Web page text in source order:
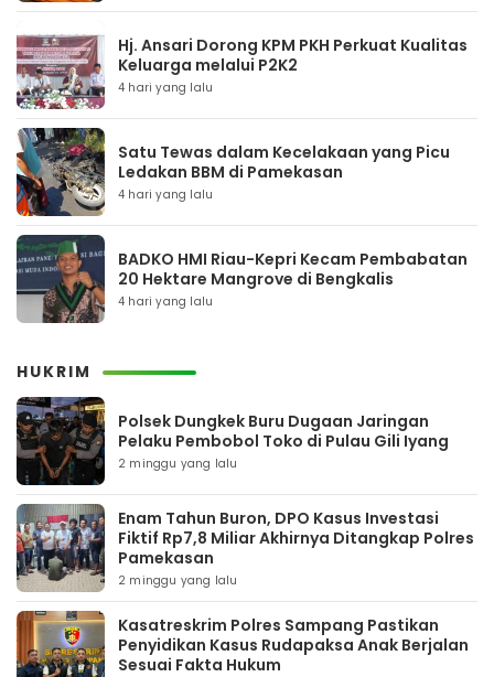
Hj. Ansari Dorong KPM PKH Perkuat Kualitas
Keluarga melalui P2K2
4 hari yang lalu
Satu Tewas dalam Kecelakaan yang Picu
Ledakan BBM di Pamekasan
4 hari yang lalu
BADKO HMI Riau-Kepri Kecam Pembabatan
20 Hektare Mangrove di Bengkalis
4 hari yang lalu
HUKRIM
Polsek Dungkek Buru Dugaan Jaringan
Pelaku Pembobol Toko di Pulau Gili Iyang
2 minggu yang lalu
Enam Tahun Buron, DPO Kasus Investasi
Fiktif Rp7,8 Miliar Akhirnya Ditangkap Polres
Pamekasan
2 minggu yang lalu
Kasatreskrim Polres Sampang Pastikan
Penyidikan Kasus Rudapaksa Anak Berjalan
Sesuai Fakta Hukum